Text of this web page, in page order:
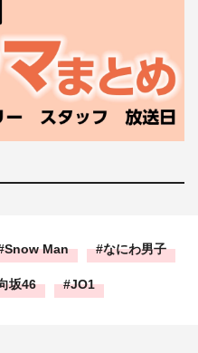
いながら演じました。たく
ら幸いです。
Snow Man なにわ男子
坂46 JO1